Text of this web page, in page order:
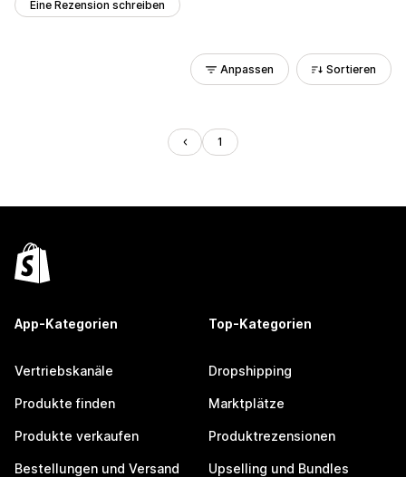
Eine Rezension schreiben
Anpassen Sortieren
1
App-Kategorien
Vertriebskanäle
Produkte finden
Produkte verkaufen
Bestellungen und Versand
Top-Kategorien
Dropshipping
Marktplätze
Produktrezensionen
Upselling und Bundles